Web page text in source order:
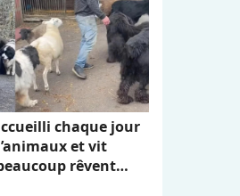
chaque jour
et vit
rêvent